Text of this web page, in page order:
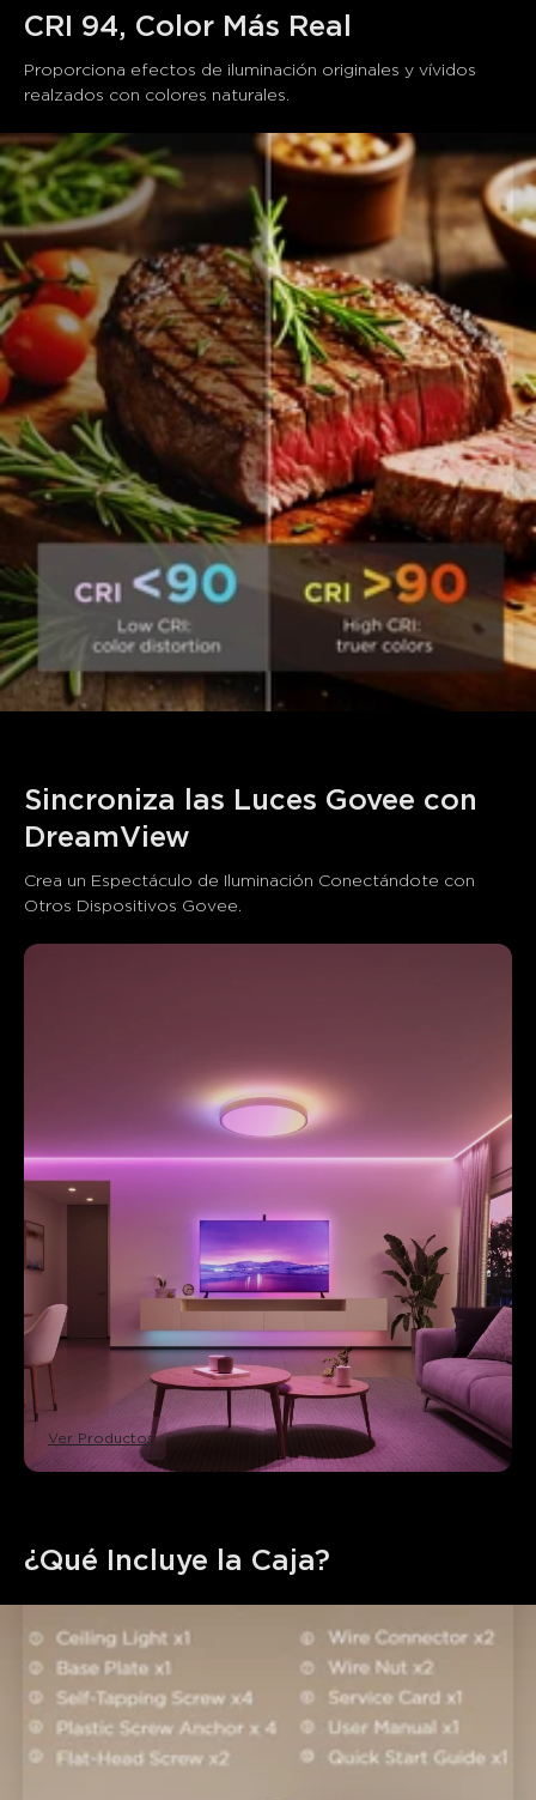
CRI 94, Color Más Real
Proporciona efectos de iluminación originales y vívidos
realzados con colores naturales.
Sincroniza las Luces Govee con
DreamView
Crea un Espectáculo de Iluminación Conectándote con
Otros Dispositivos Govee.
Ver Productos
¿Qué Incluye la Caja?